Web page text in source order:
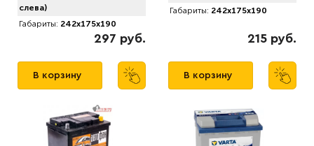
слева)
Габариты: 242x175x190
297 руб.
В корзину
Габариты: 242x175x190
215 руб.
В корзину